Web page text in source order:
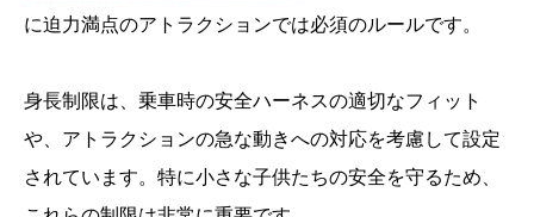
に迫力満点のアトラクションでは必須のルールです。
身長制限は、乗車時の安全ハーネスの適切なフィット
や、アトラクションの急な動きへの対応を考慮して設定
されています。特に小さな子供たちの安全を守るため、